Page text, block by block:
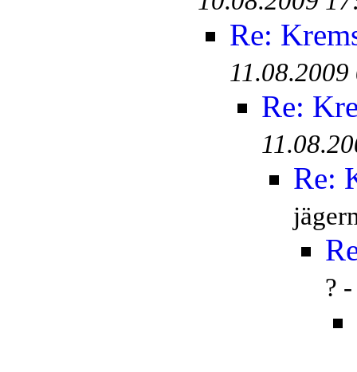
Re:
Re:
Re:
?